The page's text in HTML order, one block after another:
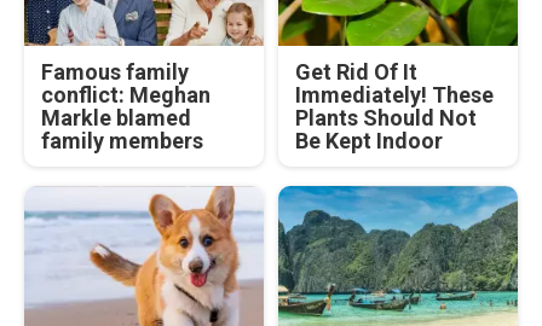
Famous family
conflict: Meghan
Markle blamed
family members
Get Rid Of It
Immediately! These
Plants Should Not
Be Kept Indoor